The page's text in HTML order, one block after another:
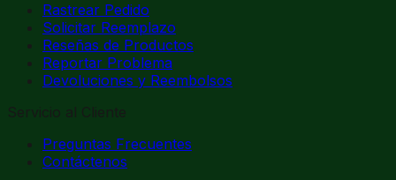
Rastrear Pedido
Solicitar Reemplazo
Reseñas de Productos
Reportar Problema
Devoluciones y Reembolsos
Servicio al Cliente
Preguntas Frecuentes
Contáctenos